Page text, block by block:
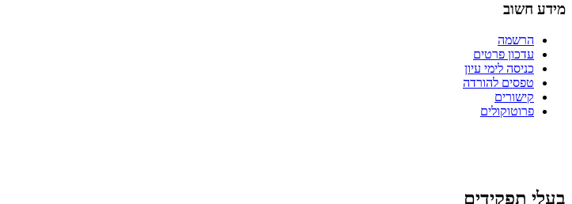
מידע חשוב
הרשמה
עדכון פרטים
כניסה לימי עיון
טפסים להורדה
קישורים
פרוטוקולים
בעלי תפקידים